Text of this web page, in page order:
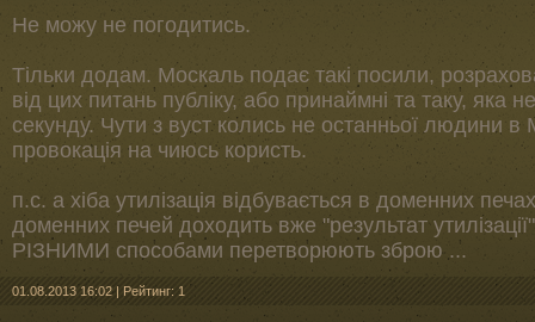
Не можу не погодитись.
Тільки додам. Москаль подає такі посили,
від цих питань публіку, або принаймні та таку, яка
секунду. Чути з вуст колись не останньої людини в
провокація на чиюсь користь.
п.с. а хіба утилізація відбувається в доменних
доменних печей доходить вже "результат
РІЗНИМИ способами перетворюють зброю ...
01.08.2013 16:02| Рейтинг: 1